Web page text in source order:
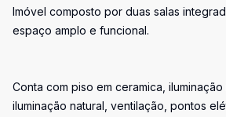
Imóvel composto por duas salas
espaço amplo e funcional.
Conta com piso em ceramica,
iluminação natural, ventilação, pontos